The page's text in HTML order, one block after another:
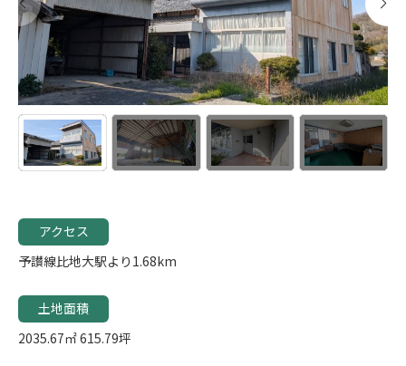
アクセス
予讃線比地大駅より1.68km
土地面積
2035.67㎡615.79坪